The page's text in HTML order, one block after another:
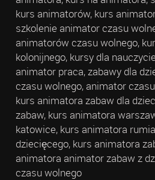
kurs animatorów, kurs
szkolenie animator czasu
animatorów czasu wolnego,
kolonijnego, kursy dla
animator praca, zabawy dla
czasu wolnego, animator
kurs animatora zabaw dla
zabaw, kurs animatora
katowice, kurs animatora
dziecięcego, kurs animatora
animatora animator zabaw z
czasu wolnego